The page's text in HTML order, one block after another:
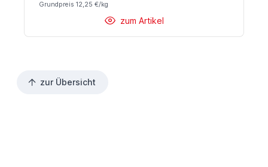
Grundpreis 12,25 €/kg
zum Artikel
zur Übersicht